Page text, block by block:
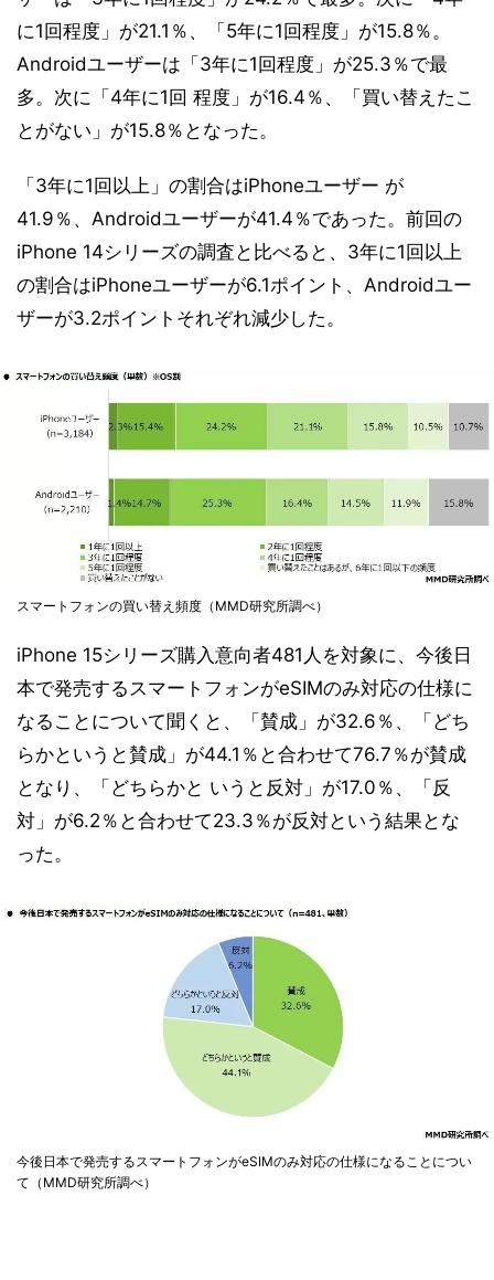
に1回程度」が21.1％、「5年に1回程度」が15.8％。
Androidユーザーは「3年に1回程度」が25.3％で最
多。次に「4年に1回 程度」が16.4％、「買い替えたこ
とがない」が15.8％となった。
「3年に1回以上」の割合はiPhoneユーザー が
41.9％、Androidユーザーが41.4％であった。前回の
iPhone 14シリーズの調査と比べると、3年に1回以上
の割合はiPhoneユーザーが6.1ポイント、Androidユー
ザーが3.2ポイントそれぞれ減少した。
スマートフォンの買い替え頻度（MMD研究所調べ）
iPhone 15シリーズ購入意向者481人を対象に、今後日
本で発売するスマートフォンがeSIMのみ対応の仕様に
なることについて聞くと、「賛成」が32.6％、「どち
らかというと賛成」が44.1％と合わせて76.7％が賛成
となり、「どちらかと いうと反対」が17.0％、「反
対」が6.2％と合わせて23.3％が反対という結果とな
った。
今後日本で発売するスマートフォンがeSIMのみ対応の仕様になることについ
て（MMD研究所調べ）